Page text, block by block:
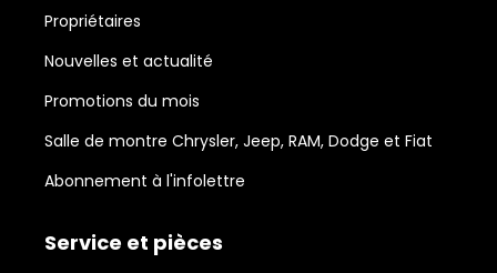
Propriétaires
Nouvelles et actualité
Promotions du mois
Salle de montre Chrysler, Jeep, RAM, Dodge et Fiat
Abonnement à l'infolettre
Service et pièces